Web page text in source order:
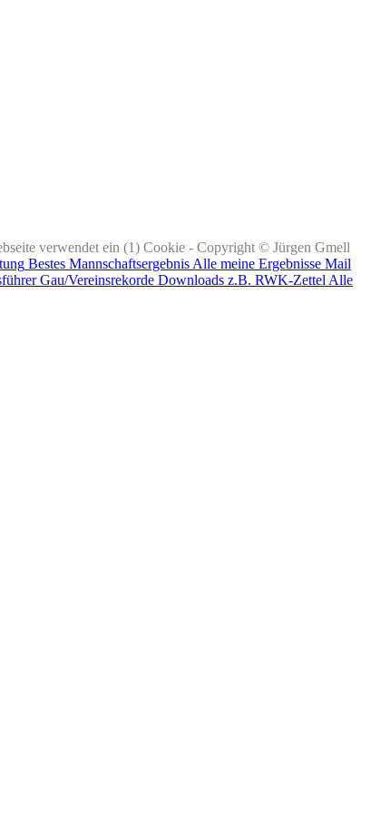
verwendet ein (1) Cookie - Copyright © Jürgen Gmell
Bestes Mannschaftsergebnis Alle meine Ergebnisse Mail
Gau/Vereinsrekorde Downloads z.B. RWK-Zettel Alle